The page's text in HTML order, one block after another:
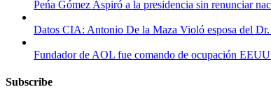
Peńa Gómez Aspiró a la presidencia sin renunciar
Datos CIA: Antonio De la Maza Violó esposa del
Fundador de AOL fue comando de ocupación
Subscribe